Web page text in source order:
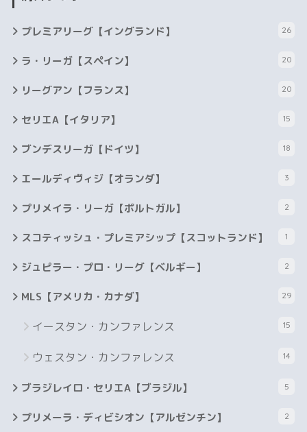
プレミアリーグ【イングランド】 26
ラ・リーガ【スペイン】 20
リーグアン【フランス】 20
セリエA【イタリア】 15
ブンデスリーガ【ドイツ】 18
エールディヴィジ【オランダ】 3
プリメイラ・リーガ【ポルトガル】 2
スコティッシュ・プレミアシップ【スコットランド】 1
ジュピラー・プロ・リーグ【ベルギー】 2
MLS【アメリカ・カナダ】 29
イースタン・カンファレンス 15
ウェスタン・カンファレンス 14
ブラジレイロ・セリエA【ブラジル】 5
プリメーラ・ディビシオン【アルゼンチン】 2